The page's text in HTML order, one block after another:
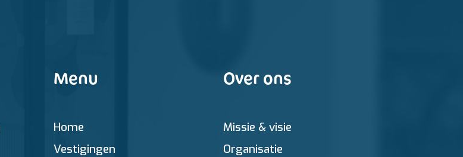
Menu
Home
Vestigingen
Over ons
Missie & visie
Organisatie